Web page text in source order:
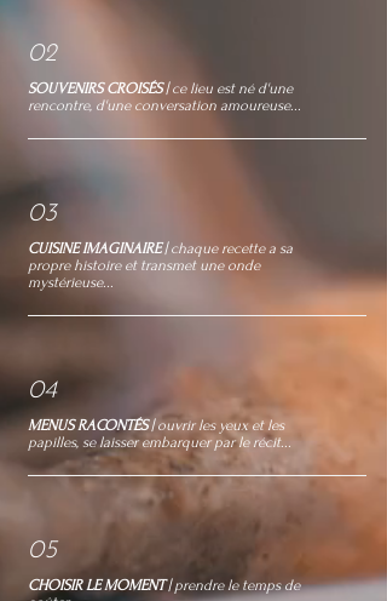
02
SOUVENIRS CROISÉS| ce lieu est né d'une
rencontre, d'une conversation amoureuse...
03
CUISINE IMAGINAIRE| chaque recette a sa
propre histoire et transmet une onde
mystérieuse...
04
MENUS RACONTÉS| ouvrir les yeux et les
papilles, se laisser embarquer par le récit...
05
CHOISIR LE MOMENT| prendre le temps de